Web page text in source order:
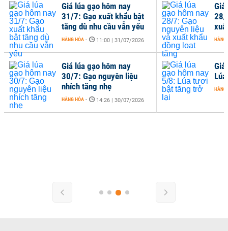
HÀNG
Giá lúa gạo hôm nay
31/7: Gạo xuất khẩu bật
tăng dù nhu cầu vẫn yếu
HÀNG HÓA - 11:00 | 31/07/2026
Giá lúa gạo hôm nay
30/7: Gạo nguyên liệu
nhích tăng nhẹ
HÀNG HÓA - 14:26 | 30/07/2026
Giá
28/
HÀNG